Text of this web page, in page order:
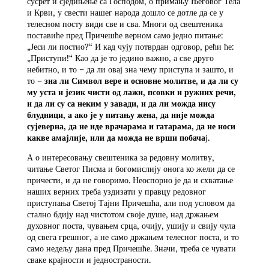
и Крви, у свести нашег народа дошло се дотле да се у
телесном посту види све и сва. Многи од свештеника
поставиће пред Причешће верном само једно питање:
„Јеси ли постио?“ И кад чују потврдан одговор, рећи ће:
„Приступи!“ Као да је то једино важно, а све друго
небитно, и то – да ли овај зна чему приступа и зашто, и
то – зна ли Символ вере и основне молитве, и да ли су
му уста и језик чисти од лажи, псовки и ружних речи,
и да ли су са неким у завади, и да ли можда нису
блудници, а ако је у питању жена, да није можда
сујеверна, да не иде врачарама и гатарама, да не носи
какве амајлије, или да можда не врши побачај.
А о интересовању свештеника за редовну молитву,
читање Светог Писма и богомислију онога ко жели да се
причести, и да не говоримо. Неоспорно је да и схватање
наших верних треба уздизати у правцу редовног
приступања Светој Тајни Причешћа, али под условом да
стално бдију над чистотом своје душе, над држањем
духовног поста, чувањем срца, очију, ушију и свију чула
од свега грешног, а не само држањем телесног поста, и то
само недељу дана пред Причешће. Значи, треба се чувати
сваке крајности и једностраности.